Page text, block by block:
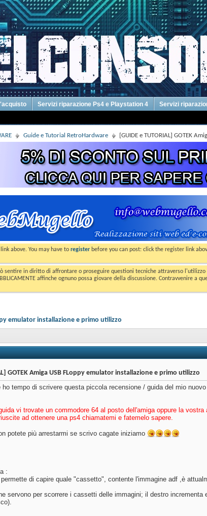
Servizi riparazione Ps4 e Playstation 4 Servizi
Guide e Tutorial RetroHardware [GUIDE e TUTORIAL] GOTEK
above. You may have to register before you can post: click the register link
sentire in diritto di affrontare o proseguire questioni tecniche attraverso
affinche ognuno possa giovare della discussione. Contravvenire a
emulator installazione e primo utilizzo
GOTEK Amiga USB FLoppy emulator installazione e primo utilizzo
tempo di scrivere questa piccola recensione / guida del mio
vi trovate un commodore 64 al posto dell'amiga oppure la
ad ottenere una ps4 chiamatemi e fatemelo sapere.
potete più arrestarmi se scrivo cagate iniziamo
:
di capire quale "cassetto", contente l'immagine adf ,è
servono per scorrere i cassetti delle immagini; il destro